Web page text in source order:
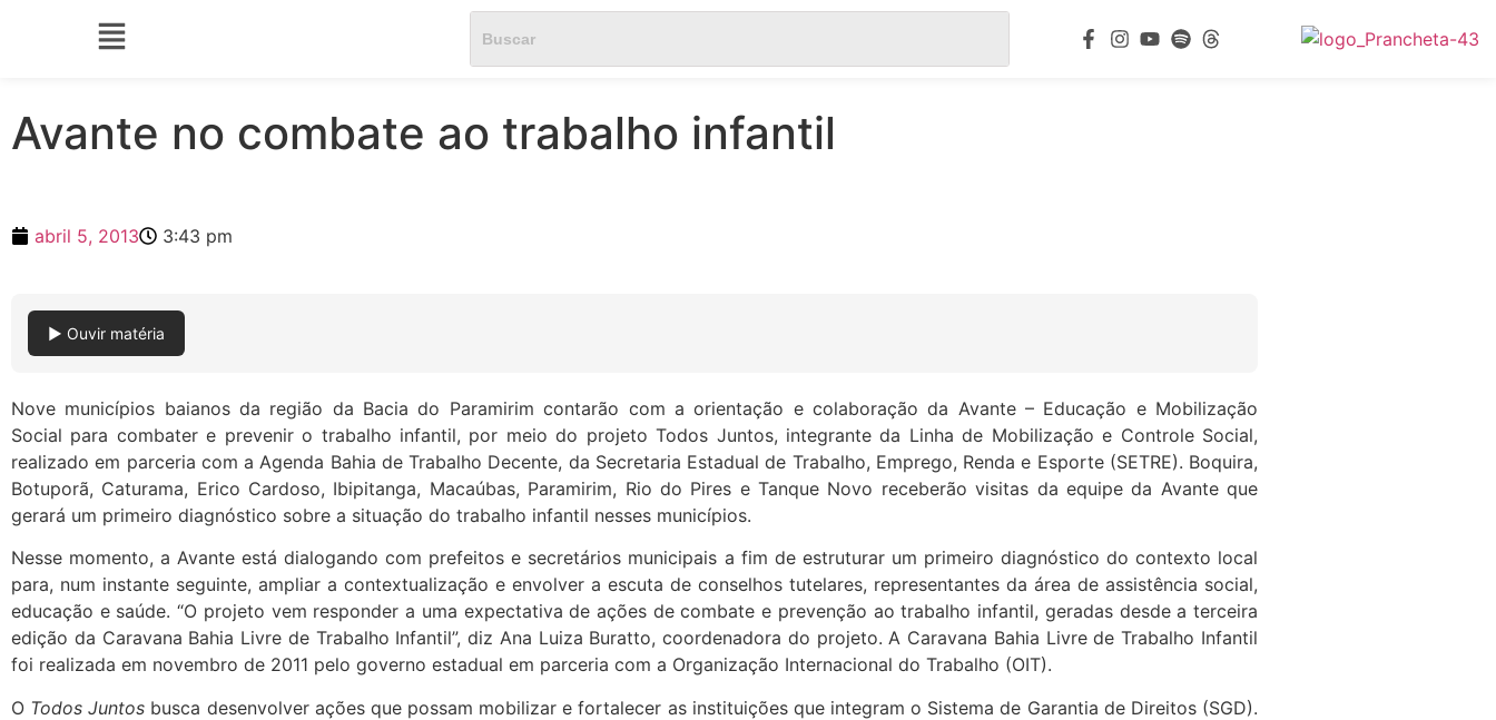
Avante no combate ao trabalho infantil
abril 5, 2013 3:43 pm
▶ Ouvir matéria
Nove municípios baianos da região da Bacia do Paramirim contarão com a orientação e colaboração da Avante – Educação e Mobilização
Social para combater e prevenir o trabalho infantil, por meio do projeto Todos Juntos, integrante da Linha de Mobilização e Controle Social,
realizado em parceria com a Agenda Bahia de Trabalho Decente, da Secretaria Estadual de Trabalho, Emprego, Renda e Esporte (SETRE). Boquira,
Botuporã, Caturama, Erico Cardoso, Ibipitanga, Macaúbas, Paramirim, Rio do Pires e Tanque Novo receberão visitas da equipe da Avante que
gerará um primeiro diagnóstico sobre a situação do trabalho infantil nesses municípios.
Nesse momento, a Avante está dialogando com prefeitos e secretários municipais a fim de estruturar um primeiro diagnóstico do contexto local
para, num instante seguinte, ampliar a contextualização e envolver a escuta de conselhos tutelares, representantes da área de assistência social,
educação e saúde. “O projeto vem responder a uma expectativa de ações de combate e prevenção ao trabalho infantil, geradas desde a terceira
edição da Caravana Bahia Livre de Trabalho Infantil”, diz Ana Luiza Buratto, coordenadora do projeto. A Caravana Bahia Livre de Trabalho Infantil
foi realizada em novembro de 2011 pelo governo estadual em parceria com a Organização Internacional do Trabalho (OIT).
O Todos Juntos busca desenvolver ações que possam mobilizar e fortalecer as instituições que integram o Sistema de Garantia de Direitos (SGD).